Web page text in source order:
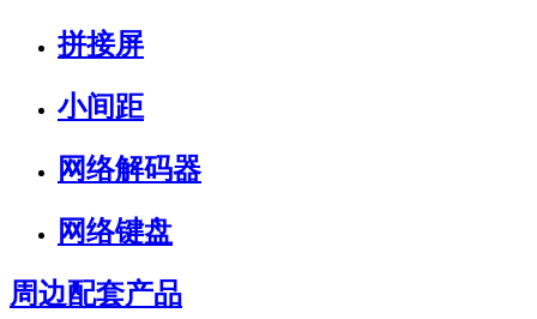
拼接屏
小间距
网络解码器
网络键盘
周边配套产品